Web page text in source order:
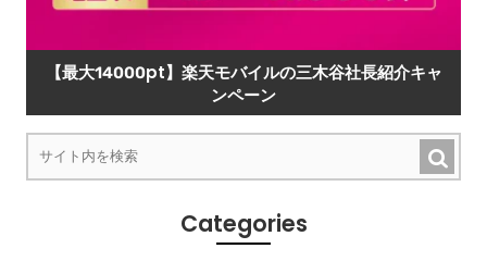
【最大14000pt】楽天モバイルの三木谷社長紹介キャ
ンペーン
Categories